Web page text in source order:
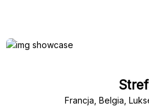
Francja, Belgia,